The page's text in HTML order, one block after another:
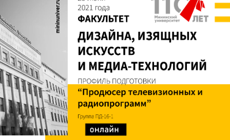
Студенческая жизнь
Сведения об
образовательной
организации
ENG SPN CHI